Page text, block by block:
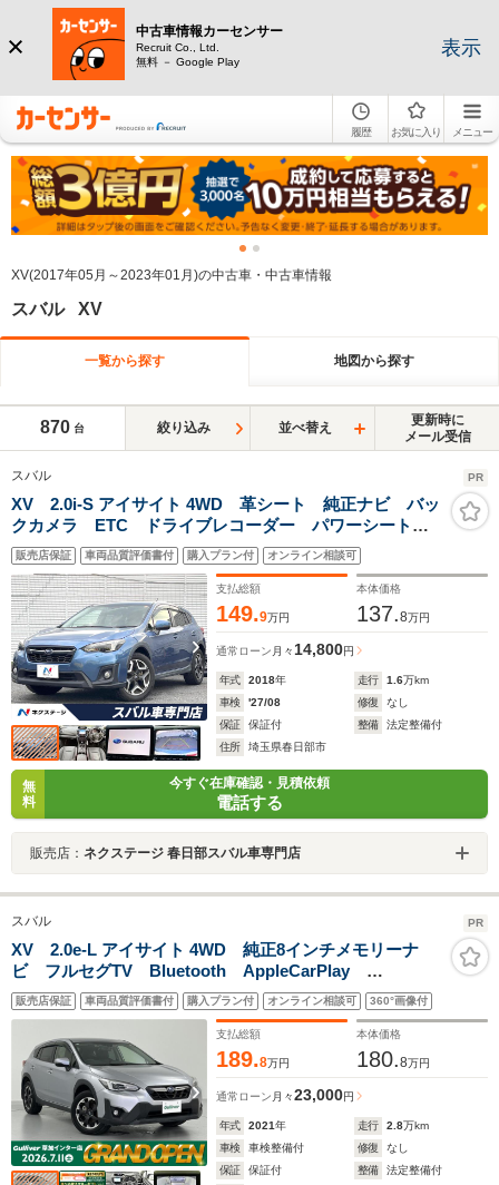
中古車情報カーセンサー
Recruit Co., Ltd.
無料 － Google Play
表示
履歴 お気に入り メニュー
XV(2017年05月～2023年01月)の中古車・中古車情報
スバル XV
一覧から探す 地図から探す
870 台 絞り込み 並べ替え
更新時に
メール受信
スバル PR
XV 2.0i-S アイサイト 4WD 革シート 純正ナビ バッ
クカメラ ETC ドライブレコーダー パワーシート
シートヒーター 純正18インチアルミホイール LEDヘ
ッドライト キーレスアクセス プッシュスタート 禁
煙車
販売店保証 車両品質評価書付 購入プラン付 オンライン相談可
支払総額
149.9万円
本体価格
137.8万円
通常ローン 月々14,800円
年式 2018年 走行 1.6万km
車検
'27/08 修復
なし
保証
保証付 整備
法定整備付
住所
埼玉県春日部市
無
料
今すぐ在庫確認・見積依頼
電話する
販売店： ネクステージ 春日部スバル車専門店
スバル PR
XV 2.0e-L アイサイト 4WD 純正8インチメモリーナ
ビ フルセグTV Bluetooth AppleCarPlay
AndroidAuto 追従型クルコン ブラインドスポットモ
ニター X-MODE パドルシフト 前席パワーシート
販売店保証 車両品質評価書付 購入プラン付 オンライン相談可 360°画像付
支払総額
189.8万円
本体価格
180.8万円
通常ローン 月々23,000円
年式 2021年 走行 2.8万km
車検
車検整備付 修復
なし
保証
保証付 整備
法定整備付